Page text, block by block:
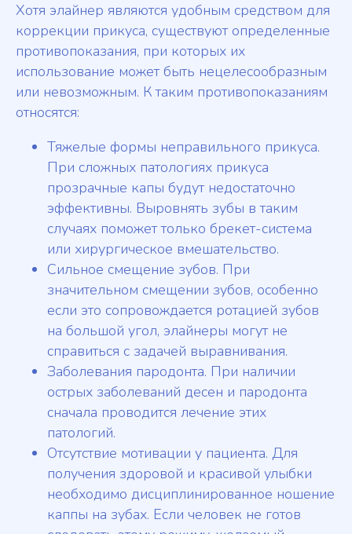
Хотя элайнер являются удобным средством для
коррекции прикуса, существуют определенные
противопоказания, при которых их
использование может быть нецелесообразным
или невозможным. К таким противопоказаниям
относятся:
Тяжелые формы неправильного прикуса.
При сложных патологиях прикуса
прозрачные капы будут недостаточно
эффективны. Выровнять зубы в таким
случаях поможет только брекет-система
или хирургическое вмешательство.
Сильное смещение зубов. При
значительном смещении зубов, особенно
если это сопровождается ротацией зубов
на большой угол, элайнеры могут не
справиться с задачей выравнивания.
Заболевания пародонта. При наличии
острых заболеваний десен и пародонта
сначала проводится лечение этих
патологий.
Отсутствие мотивации у пациента. Для
получения здоровой и красивой улыбки
необходимо дисциплинированное ношение
каппы на зубах. Если человек не готов